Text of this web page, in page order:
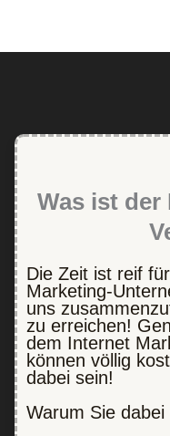
Was ist der
Die Zeit ist reif
Marketing-
uns
zu erreichen!
dem Internet
können völlig
dabei sein!
Warum Sie